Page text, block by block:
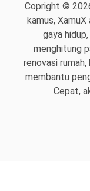
Copright ©
kamus,
gaya
menghitung
renovasi
membantu
Cepat,